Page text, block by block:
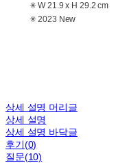
✳ W 21.9 x H 29.2 cm
✳ 2023 New
상세 설명 머리글
상세 설명
상세 설명 바닥글
후기(0)
질문(10)